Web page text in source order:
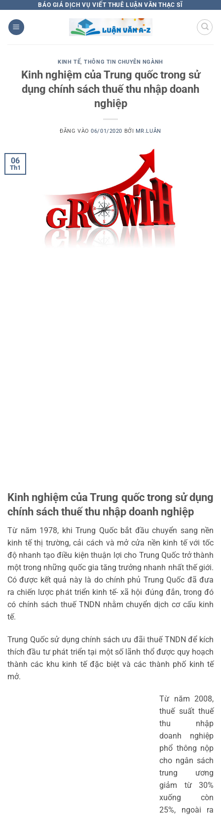
qua
nội
BÁO GIÁ DỊCH VỤ VIẾT THUÊ LUẬN VĂN THẠC SĨ
KINH TẾ,THÔNG TIN CHUYÊN NGÀNH
Kinh nghiệm của Trung quốc trong sử
dụng chính sách thuế thu nhập doanh
nghiệp
ĐĂNG VÀO06/01/2020 BỞI MR.LUÂN
06
Th1
Kinh nghiệm của Trung quốc trong sử dụng
chính sách thuế thu nhập doanh nghiệp
Từ năm 1978, khi Trung Quốc bắt đầu chuyển sang nền
kinh tế thị trường, cải cách và mở cửa nền kinh tế với tốc
độ nhanh tạo điều kiện thuận lợi cho Trung Quốc trở thành
một trong những quốc gia tăng trưởng nhanh nhất thế giới.
Có được kết quả này là do chính phủ Trung Quốc đã đưa
ra chiến lược phát triển kinh tế- xã hội đúng đắn, trong đó
có chính sách thuế TNDN nhằm chuyển dịch cơ cấu kinh
tế.
Trung Quốc sử dụng chính sách ưu đãi thuế TNDN để kích
thích đầu tư phát triển tại một số lãnh thổ được quy hoạch
thành các khu kinh tế đặc biệt và các thành phố kinh tế
mở.
Từ năm 2008,
thuế suất thuế
thu nhập
doanh nghiệp
phổ thông nộp
cho ngân sách
trung ương
giảm từ 30%
xuống còn
25%, ngoài ra